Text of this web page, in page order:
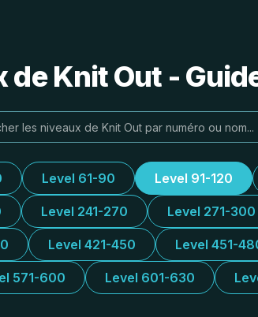
de Knit Out -
Level 61-90 Level 91-120
Level 241-270 Level 271-300
Level 421-450 Level 451-
571-600 Level 601-630